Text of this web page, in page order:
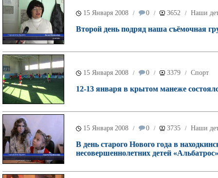
15 Января 2008 / 0 / 3652 / Наши
Второй день подряд наша съёмочная
15 Января 2008 / 0 / 3379 / Спорт
12-13 января в крытом манеже
15 Января 2008 / 0 / 3735 / Наши
В день старого Нового года в
несовершеннолетних детей